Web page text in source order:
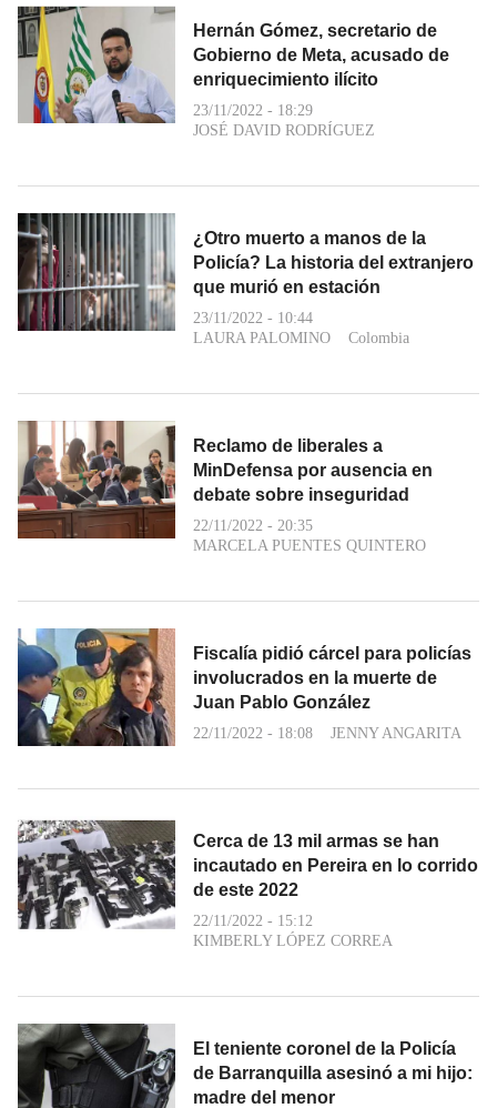
Hernán Gómez, secretario de
Gobierno de Meta, acusado de
enriquecimiento ilícito
23/11/2022 - 18:29
JOSÉ DAVID RODRÍGUEZ
¿Otro muerto a manos de la
Policía? La historia del extranjero
que murió en estación
23/11/2022 - 10:44
LAURA PALOMINO
Colombia
Reclamo de liberales a
MinDefensa por ausencia en
debate sobre inseguridad
22/11/2022 - 20:35
MARCELA PUENTES QUINTERO
Fiscalía pidió cárcel para policías
involucrados en la muerte de
Juan Pablo González
22/11/2022 - 18:08 JENNY ANGARITA
Cerca de 13 mil armas se han
incautado en Pereira en lo corrido
de este 2022
22/11/2022 - 15:12
KIMBERLY LÓPEZ CORREA
El teniente coronel de la Policía
de Barranquilla asesinó a mi hijo:
madre del menor